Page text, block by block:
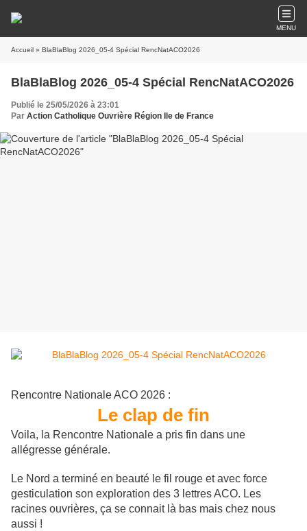
MENU
Accueil » BlaBlaBlog 2026_05-4 Spécial RencNatACO2026
BlaBlaBlog 2026_05-4 Spécial RencNatACO2026
Publié le 25/05/2026 à 23:01
Par Action Catholique Ouvrière Région Ile de France
Rencontre Nationale ACO 2026 :
Le clap de fin
Voila, la Rencontre Nationale a pris fin dans une
allégresse générale.
Le Nord a terminé en beauté le fil rouge et avec force
gesticulation son exploration des 3 lettres ACO. Les
racines ouvrières, ça se connait là bas mais chez nous
aussi !